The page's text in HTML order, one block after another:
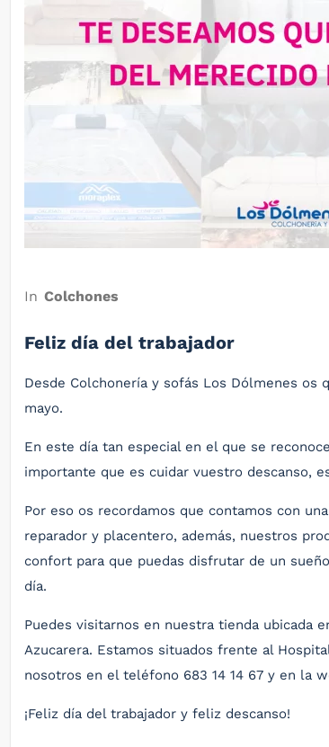
In Colchones
Feliz día del trabajador
Desde Colchonería y sofás Los Dólmenes os
mayo.
En este día tan especial en el que se
importante que es cuidar vuestro descanso,
Por eso os recordamos que contamos con
reparador y placentero, además, nuestros
confort para que puedas disfrutar de un
día.
Puedes visitarnos en nuestra tienda ubicada
Azucarera. Estamos situados frente al
nosotros en el teléfono 683 14 14 67 y en la
¡Feliz día del trabajador y feliz descanso!